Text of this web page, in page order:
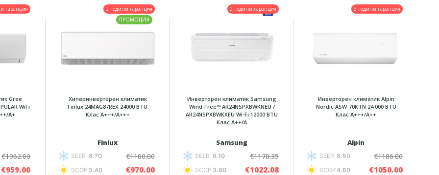
гаранция
Gree
WiFi
А+
€1062.00
€959.00
2 години гаранция
ПРОМОЦИЯ
Хиперинверторен климатик
Finlux 24MAG87REX 24000 BTU
Клас A+++/А+++
Finlux
SEER 8.70
SCOP 5.40
€1100.00
€970.00
2 години гаранция
Инверторен климатик Samsung
Wind-Free™ AR24NSPXBWKNEU /
AR24NSPXBWKXEU Wi-Fi 12000 BTU
Клас A++/A
Samsung
SEER 6.10
SCOP 3.80
€1170.35
€1022.08
3 години гаранция
Инверторен климатик Alpin
Nordic ASW-70KTN 24 000 BTU
Клас А+++/A++
Alpin
SEER 8.50
SCOP4.60
€1186.00
€1050.00